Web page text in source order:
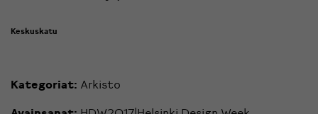
Keskuskatu
Kategoriat: Arkisto